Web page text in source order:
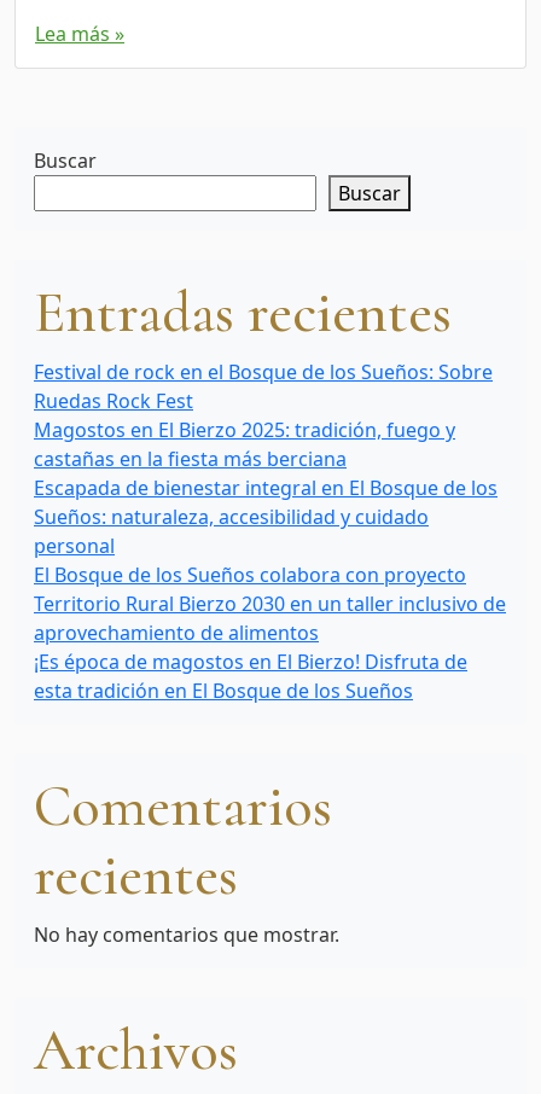
Lea más »
Buscar
Buscar
Entradas recientes
Festival de rock en el Bosque de los Sueños: Sobre
Ruedas Rock Fest
Magostos en El Bierzo 2025: tradición, fuego y
castañas en la fiesta más berciana
Escapada de bienestar integral en El Bosque de los
Sueños: naturaleza, accesibilidad y cuidado
personal
El Bosque de los Sueños colabora con proyecto
Territorio Rural Bierzo 2030 en un taller inclusivo de
aprovechamiento de alimentos
¡Es época de magostos en El Bierzo! Disfruta de
esta tradición en El Bosque de los Sueños
Comentarios
recientes
No hay comentarios que mostrar.
Archivos